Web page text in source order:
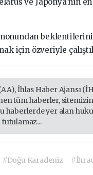
için özveriyle
İhlas Haber Ajansı
tüm haberler,
haberlerde yer alan
#Doğu Karadeniz